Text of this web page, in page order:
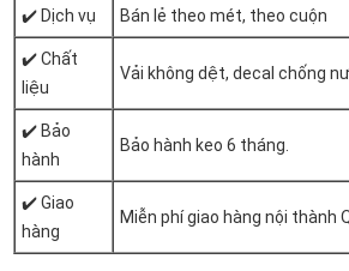
✔️ Dịch vụ Bán lẻ theo mét, theo cuộn
✔️ Chất
liệu
Vải không dệt, decal chống
✔️ Bảo
hành
Bảo hành keo 6 tháng.
✔️ Giao
hàng
Miễn phí giao hàng nội thành